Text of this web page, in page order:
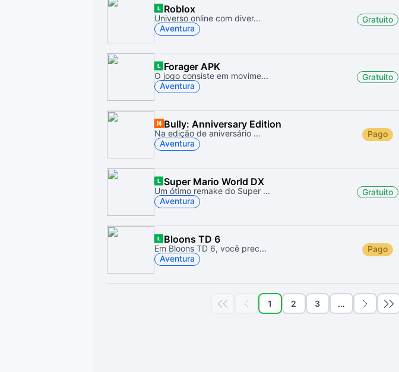
Roblox
Universo online com diver...
Aventura
Gratuito
Forager APK
O jogo consiste em movime...
Aventura
Gratuito
Bully: Anniversary Edition
Na edição de aniversário ...
Aventura
Pago
Super Mario World DX
Um ótimo remake do Super ...
Aventura
Gratuito
Bloons TD 6
Em Bloons TD 6, você prec...
Aventura
Pago
1 2 3 …